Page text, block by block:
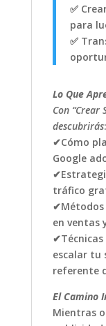
✅
para
✅
Lo Que
Con
descubrirás:
✔Cómo
Google
tráfico
en ventas
escalar tu
referente
El Camino
Mientras